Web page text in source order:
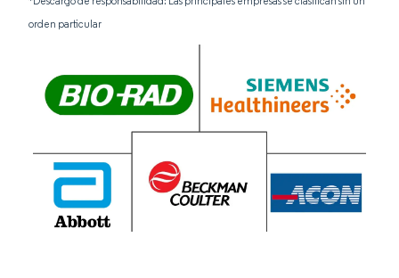
orden particular